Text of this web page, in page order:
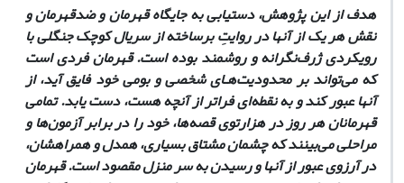
هدف از این پژوهش، دستیابی به جایگاه قهرمان و ضدقهرمان و
نقش هر یک از آنها در روایتِ برساخته از سریال کوچک جنگلی با
رویکردی ژرف‌نگرانه و روشمند بوده است. قهرمان فردی است
که می‌تواند بر محدودیت‌هـای شخصی و بومی خود فایق آید، از
آنها عبور کند و به نقطه‌ای فراتر از آنچه هست، دست یابد. تمامی
قهرمانان هر روز در هزارتوی قصه‌ها، خود را در برابر آزمون‌ها و
مراحلی می‌بینند که چشمان مشتاق بسیاری، همدل و همراهشان،
در آرزوی عبور از آنها و رسیدن به سر منزل مقصود است. قهرمان